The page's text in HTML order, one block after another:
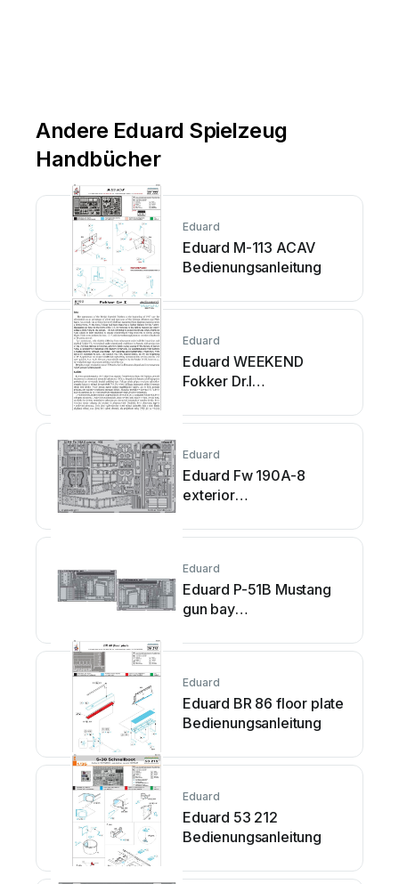
Andere Eduard Spielzeug
Handbücher
Eduard
Eduard M-113 ACAV
Bedienungsanleitung
Eduard
Eduard WEEKEND
Fokker Dr.I
Eduard
Eduard Fw 190A-8
exterior
Eduard
Eduard P-51B Mustang
gun bay
Eduard
Eduard BR 86 floor plate
Bedienungsanleitung
Eduard
Eduard 53 212
Bedienungsanleitung